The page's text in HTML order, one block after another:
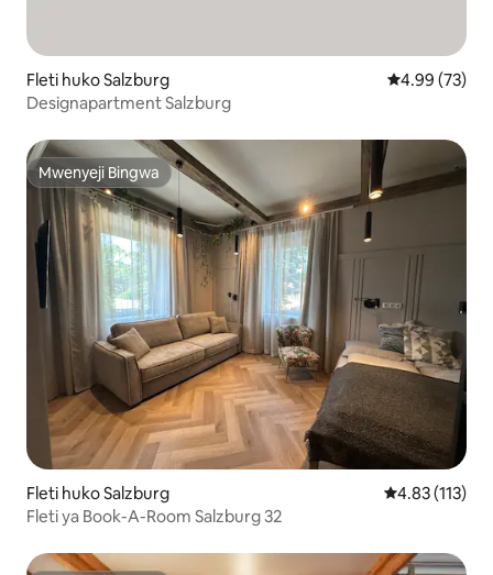
Fleti huko Salzburg Ukadiriaji wa
4.99 (73)
Designapartment Salzburg
Mwenyeji Bingwa
Mwenyeji Bingwa
Fleti huko Salzburg Ukadiriaji wa
4.83 (113)
Fleti ya Book-A-Room Salzburg 32